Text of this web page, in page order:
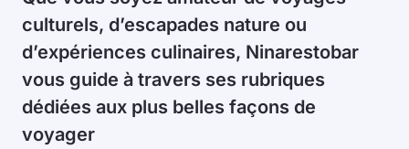
culturels, d’escapades nature ou
d’expériences culinaires, Ninarestobar
vous guide à travers ses rubriques
dédiées aux plus belles façons de
voyager